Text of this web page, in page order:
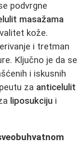
podvrgne
masažama
kože.
i tretman
Ključno je da se
i iskusnih
za anticelulit
liposukciju i